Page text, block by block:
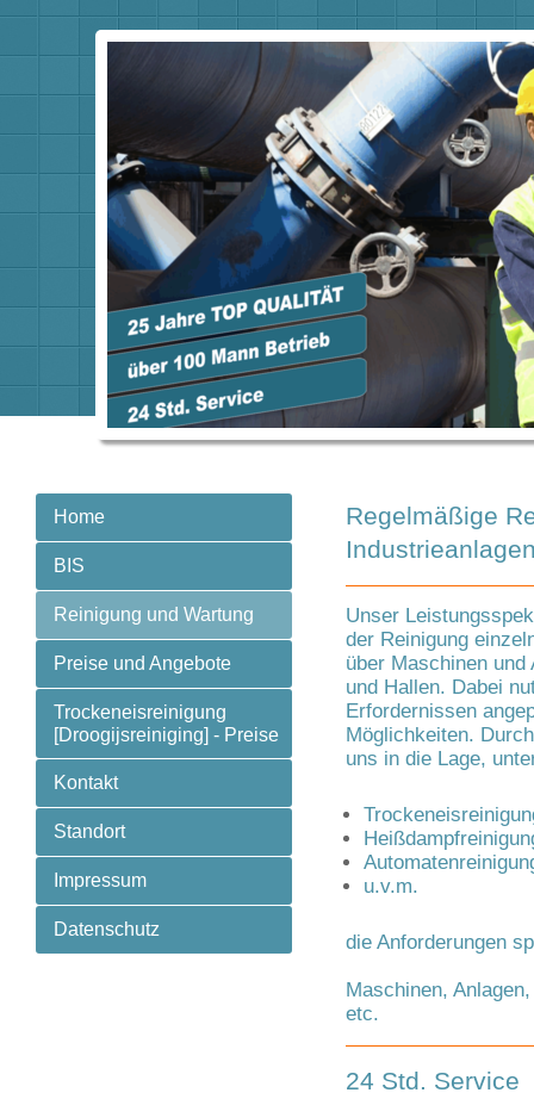
Home
BIS
Reinigung und Wartung
Preise und Angebote
Trockeneisreinigung
[Droogijsreiniging] - Preise
Kontakt
Standort
Impressum
Datenschutz
Regelmäßige
Unser
der Reinigung
über Maschinen
und Hallen. Dabei
Erfordernissen
Möglichkeiten.
uns in die Lage,
u.v.m.
die Anforderungen
Maschinen, Anlagen
etc.
24 Std. Service